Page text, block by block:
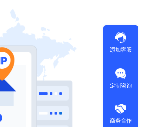
添加客服
定制咨询
商务合作